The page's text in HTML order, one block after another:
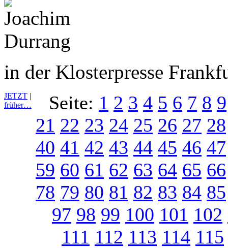
in der Klosterpresse
JETZT |
früher…
Seite: 1 2 3 4 5 6 7 8 9
21 22 23 24 25 26 27 28
40 41 42 43 44 45 46 47
59 60 61 62 63 64 65 66
78 79 80 81 82 83 84 85
97 98 99 100 101 102
111 112 113 114 115